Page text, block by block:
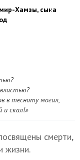
Хамзы, сына
в тесноту могил,
скал!»
смерти,
жизни.